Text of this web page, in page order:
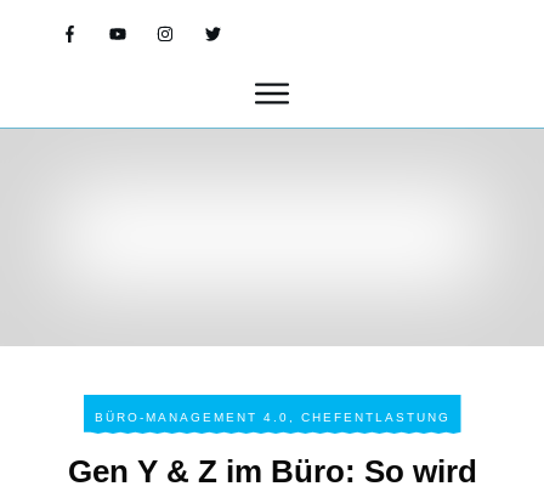
BÜRO-MANAGEMENT 4.0 CHEFENTLASTUNG
Gen Y & Z im Büro: So wird